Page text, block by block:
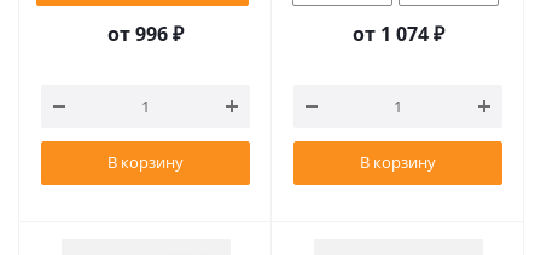
от996 ₽
В корзину
от 1 074 ₽
В корзину